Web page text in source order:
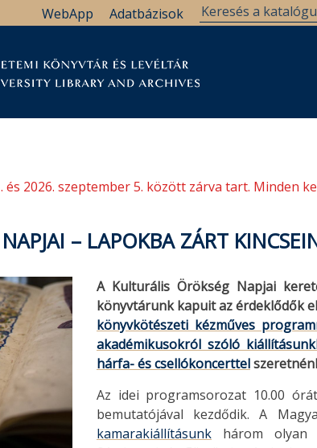
Adatbázisok
WebApp
és 2026. szeptember 5. között zárva tart. Minden
– LAPOKBA ZÁRT
A Kulturális Örökség Napjai
könyvtárunk kapuit az érdeklődők
könyvkötészeti kézműves
akadémikusokról szóló
hárfa- és csellókoncerttel
Az idei programsorozat 10.00
bemutatójával kezdődik. A
kamarakiállításunk három olyan